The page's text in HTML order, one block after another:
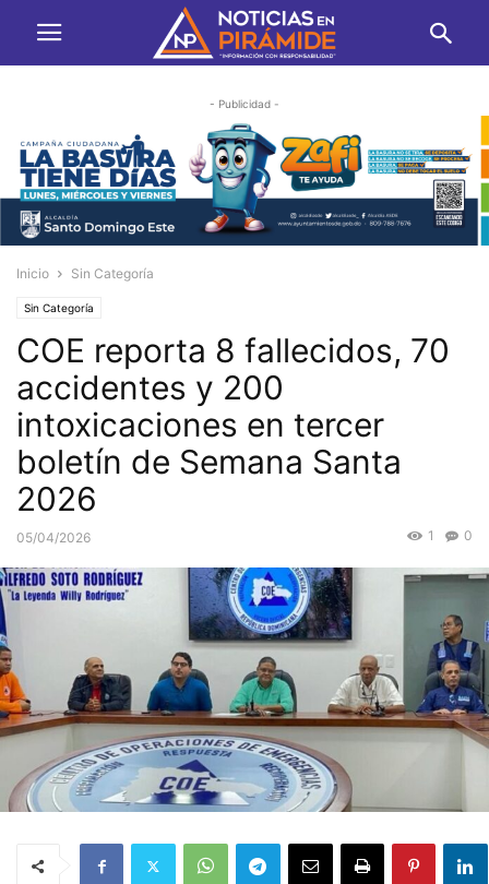
- Publicidad -
Inicio Sin Categoría
Sin Categoría
COE reporta 8 fallecidos, 70
accidentes y 200
intoxicaciones en tercer
boletín de Semana Santa
2026
05/04/2026 0
1